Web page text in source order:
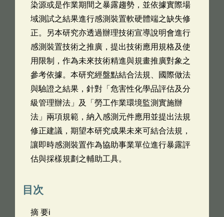
染源或是作業期間之暴露趨勢，並依據實際場
域測試之結果進行感測裝置軟硬體端之缺失修
正。另本研究亦透過辦理技術宣導說明會進行
感測裝置技術之推廣，提出技術應用規格及使
用限制，作為未來技術精進與規畫推廣對象之
參考依據。本研究經盤點結合法規、國際做法
與驗證之結果，針對「危害性化學品評估及分
級管理辦法」及「勞工作業環境監測實施辦
法」兩項規範，納入感測元件應用並提出法規
修正建議，期望本研究成果未來可結合法規，
讓即時感測裝置作為協助事業單位進行暴露評
估與採樣規劃之輔助工具。
目次
摘 要i